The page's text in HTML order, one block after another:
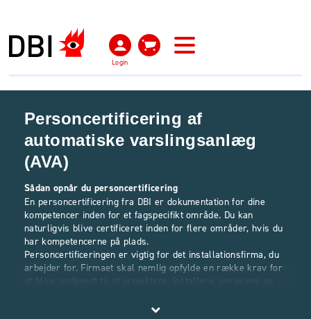
Login
Personcertificering af
automatiske varslingsanlæg
(AVA)
Sådan opnår du personcertificering
En personcertificering fra DBI er dokumentation for dine
kompetencer inden for et fagspecifikt område. Du kan
naturligvis blive certificeret inden for flere områder, hvis du
har kompetencerne på plads.
Personcertificeringen er vigtig for det installationsfirma, du
arbejder for. Firmaet skal nemlig opfylde en række krav for
at blive godkendt til at projektere, installere, servicere og
virksomheden har en certificeret person ansat.